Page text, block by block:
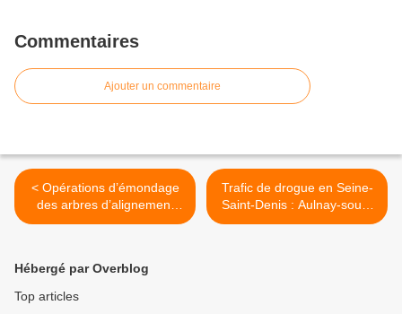
Commentaires
Ajouter un commentaire
< Opérations d’émondage
des arbres d’alignement
dans les rues à Aulnay-
Trafic de drogue en Seine-
Saint-Denis : Aulnay-sous-
Bois moins touchée que les
Hébergé par Overblog
Top articles